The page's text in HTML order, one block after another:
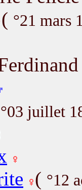
( °21 mars
°03 juillet
( °12